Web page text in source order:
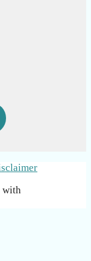
with